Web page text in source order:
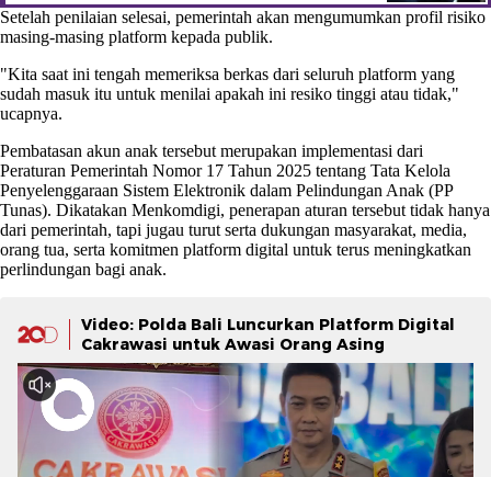
Setelah penilaian selesai, pemerintah akan mengumumkan profil risiko
masing-masing platform kepada publik.
"Kita saat ini tengah memeriksa berkas dari seluruh platform yang
sudah masuk itu untuk menilai apakah ini resiko tinggi atau tidak,"
ucapnya.
Pembatasan akun anak tersebut merupakan implementasi dari
Peraturan Pemerintah Nomor 17 Tahun 2025 tentang Tata Kelola
Penyelenggaraan Sistem Elektronik dalam Pelindungan Anak (PP
Tunas). Dikatakan Menkomdigi, penerapan aturan tersebut tidak hanya
dari pemerintah, tapi jugau turut serta dukungan masyarakat, media,
orang tua, serta komitmen platform digital untuk terus meningkatkan
perlindungan bagi anak.
Video: Polda Bali Luncurkan Platform Digital
Cakrawasi untuk Awasi Orang Asing